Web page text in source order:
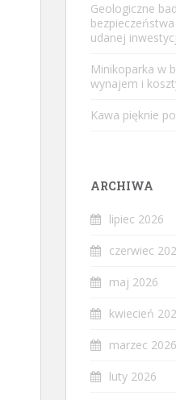
Geologiczne
udanej
Minikoparka w
wynajem i
Kawa pięknie
ARCHIWA
lipiec 2026
czerwiec
maj 2026
kwiecień
marzec 2026
luty 2026